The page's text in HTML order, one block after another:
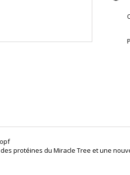
protéines du Miracle Tree et une